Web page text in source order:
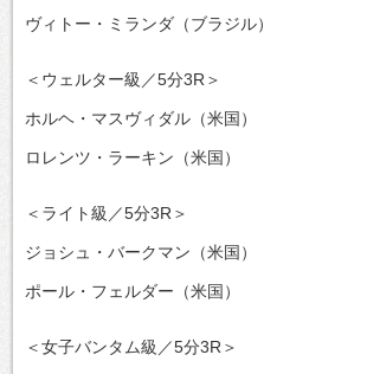
ヴィトー・ミランダ（ブラジル）
＜ウェルター級／5分3R＞
ホルヘ・マスヴィダル（米国）
ロレンツ・ラーキン（米国）
＜ライト級／5分3R＞
ジョシュ・バークマン（米国）
ポール・フェルダー（米国）
＜女子バンタム級／5分3R＞